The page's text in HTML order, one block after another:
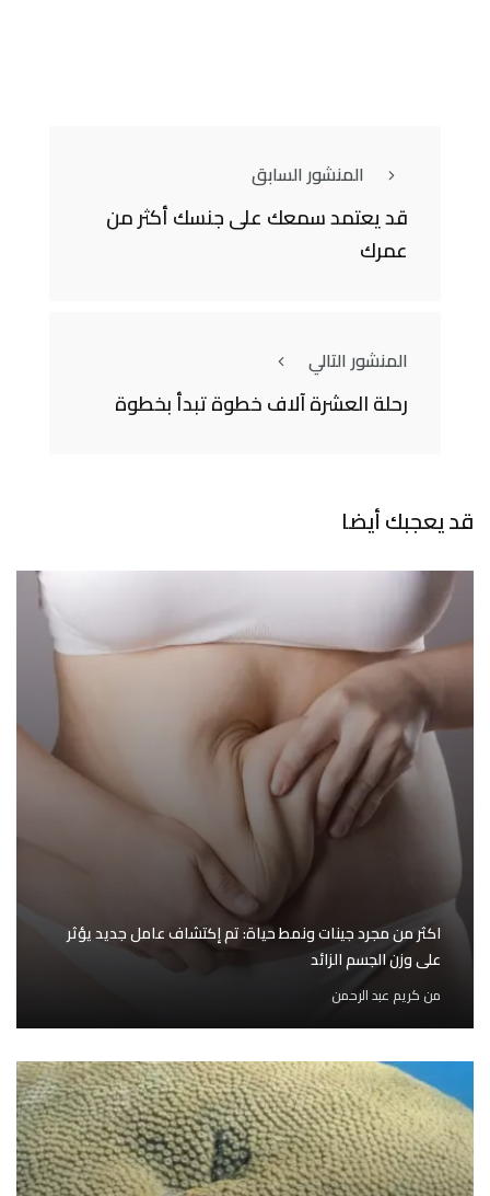
المنشور السابق
قد يعتمد سمعك على جنسك أكثر من
عمرك
المنشور التالي
رحلة العشرة آلاف خطوة تبدأ بخطوة
قد يعجبك أيضا
اكثر من مجرد جينات ونمط حياة: تم إكتشاف عامل جديد يؤثر
على وزن الجسم الزائد
من كريم عبد الرحمن